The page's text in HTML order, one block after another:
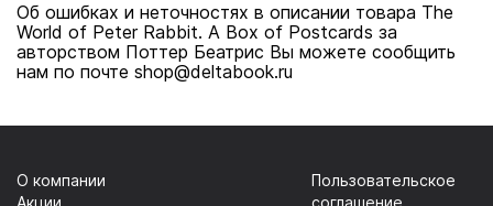
Об ошибках и неточностях в описании товара The
World of Peter Rabbit. A Box of Postcards за
авторством Поттер Беатрис Вы можете сообщить
нам по почте shop@deltabook.ru
О компании
Акции
Пользовательское
соглашение